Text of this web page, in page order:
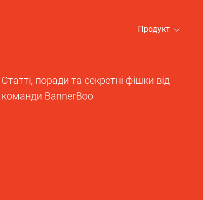
Продукт
Статті, поради та секретні фішки від
команди BannerBoo